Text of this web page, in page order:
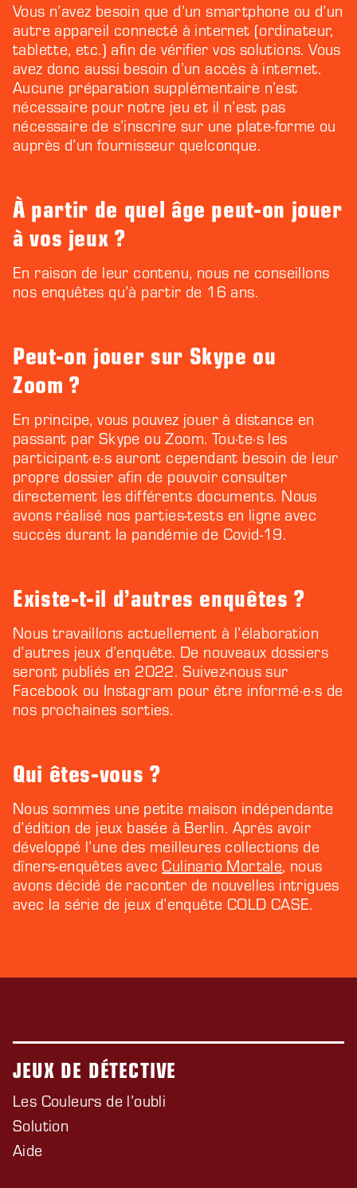
Vous n’avez besoin que d’un smartphone ou d’un
autre appareil connecté à internet (ordinateur,
tablette, etc.) afin de vérifier vos solutions. Vous
avez donc aussi besoin d’un accès à internet.
Aucune préparation supplémentaire n’est
nécessaire pour notre jeu et il n’est pas
nécessaire de s’inscrire sur une plate-forme ou
auprès d’un fournisseur quelconque.
À partir de quel âge peut-on jouer
à vos jeux ?
En raison de leur contenu, nous ne conseillons
nos enquêtes qu’à partir de 16 ans.
Peut-on jouer sur Skype ou
Zoom ?
En principe, vous pouvez jouer à distance en
passant par Skype ou Zoom. Tou·te·s les
participant·e·s auront cependant besoin de leur
propre dossier afin de pouvoir consulter
directement les différents documents. Nous
avons réalisé nos parties-tests en ligne avec
succès durant la pandémie de Covid-19.
Existe-t-il d’autres enquêtes ?
Nous travaillons actuellement à l’élaboration
d’autres jeux d’enquête. De nouveaux dossiers
seront publiés en 2022. Suivez-nous sur
Facebook ou Instagram pour être informé·e·s de
nos prochaines sorties.
Qui êtes-vous ?
Nous sommes une petite maison indépendante
d’édition de jeux basée à Berlin. Après avoir
développé l’une des meilleures collections de
dîners-enquêtes avec Culinario Mortale, nous
avons décidé de raconter de nouvelles intrigues
avec la série de jeux d’enquête COLD CASE.
JEUX DE DÉTECTIVE
Les Couleurs de l’oubli
Solution
Aide